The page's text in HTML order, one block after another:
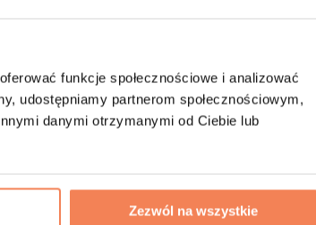
funkcje społecznościowe i analizować
udostępniamy partnerom społecznościowym,
danymi otrzymanymi od Ciebie lub
Zezwól na wszystkie